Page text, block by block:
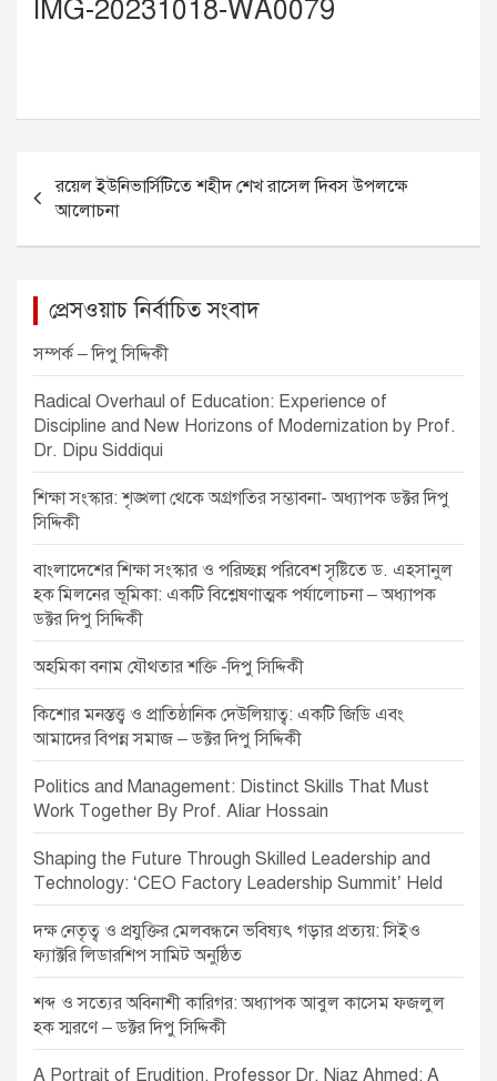
IMG-20231018-WA0079
s
রয়েল ইউনিভার্সিটিতে শহীদ শেখ রাসেল দিবস উপলক্ষে
আলোচনা
প্রেসওয়াচ নির্বাচিত সংবাদ
সম্পর্ক – দিপু সিদ্দিকী
Radical Overhaul of Education: Experience of
Discipline and New Horizons of Modernization by Prof.
Dr. Dipu Siddiqui
শিক্ষা সংস্কার: শৃঙ্খলা থেকে অগ্রগতির সম্ভাবনা- অধ্যাপক ডক্টর দিপু
সিদ্দিকী
বাংলাদেশের শিক্ষা সংস্কার ও পরিচ্ছন্ন পরিবেশ সৃষ্টিতে ড. এহসানুল
হক মিলনের ভূমিকা: একটি বিশ্লেষণাত্মক পর্যালোচনা – অধ্যাপক
ডক্টর দিপু সিদ্দিকী
অহমিকা বনাম যৌথতার শক্তি -দিপু সিদ্দিকী
কিশোর মনস্তত্ত্ব ও প্রাতিষ্ঠানিক দেউলিয়াত্ব: একটি জিডি এবং
আমাদের বিপন্ন সমাজ – ডক্টর দিপু সিদ্দিকী
Politics and Management: Distinct Skills That Must
Work Together By Prof. Aliar Hossain
Shaping the Future Through Skilled Leadership and
Technology: ‘CEO Factory Leadership Summit’ Held
দক্ষ নেতৃত্ব ও প্রযুক্তির মেলবন্ধনে ভবিষ্যৎ গড়ার প্রত্যয়: সিইও
ফ্যাক্টরি লিডারশিপ সামিট অনুষ্ঠিত
শব্দ ও সত্যের অবিনাশী কারিগর: অধ্যাপক আবুল কাসেম ফজলুল
হক স্মরণে – ডক্টর দিপু সিদ্দিকী
A Portrait of Erudition, Professor Dr. Niaz Ahmed: A